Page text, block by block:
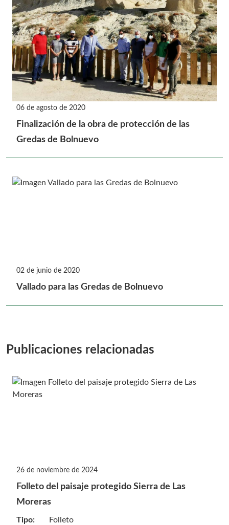
06 de agosto de 2020
Finalización de la obra de protección de las
Gredas de Bolnuevo
02 de junio de 2020
Vallado para las Gredas de Bolnuevo
Publicaciones relacionadas
26 de noviembre de 2024
Folleto del paisaje protegido Sierra de Las
Moreras
Tipo: Folleto